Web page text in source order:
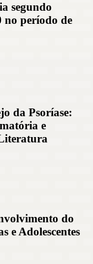
segundo
no período de
da Psoríase:
e
do
e Adolescentes